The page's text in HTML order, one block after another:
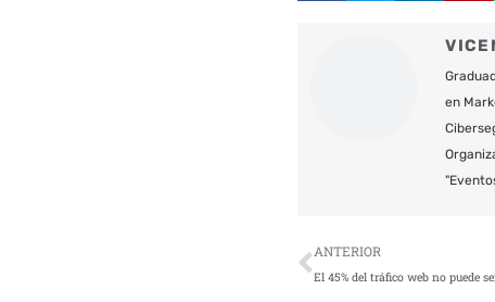
en
Ant
ANTERIOR